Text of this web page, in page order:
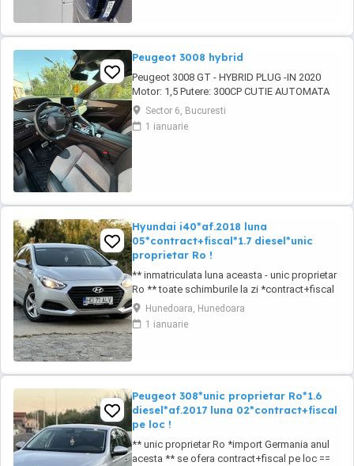
BMW. Dotări ...
Peugeot 3008 hybrid
Peugeot 3008 GT - HYBRID PLUG -IN 2020
Motor: 1,5 Putere: 300CP CUTIE AUTOMATA
Combustibil: HYBRID PLUG -IN Tip Caroserie :
SUV Rulaj: 69000 km Pret vanzare: 19.900 EUR
Sector 6, Bucuresti
1 ianuarie
Hyundai i40*af.2018 luna
05*contract+fiscal*1.7 diesel*unic
proprietar Ro !
** inmatriculata luna aceasta - unic proprietar
Ro ** toate schimburile la zi *contract+fiscal
pe loc == Hyundai i40 *af.2018 luna 05 *euro
6! == 1.7 diesel CRDI *85 kw - 115 cp
*distributia pe lant == pachet crom interior
Hunedoara, Hunedoara
1 ianuarie
Peugeot 308*unic proprietar Ro*1.6
diesel*af.2017 luna 02*contract+fiscal
pe loc !
** unic proprietar Ro *import Germania anul
acesta ** se ofera contract+fiscal pe loc ==